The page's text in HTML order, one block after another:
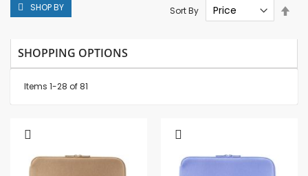
Items 1-28 of 81
Sort By
SHOP BY
SHOPPING OPTIONS